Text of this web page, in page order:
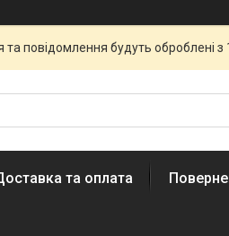
повідомлення будуть оброблені
та оплата